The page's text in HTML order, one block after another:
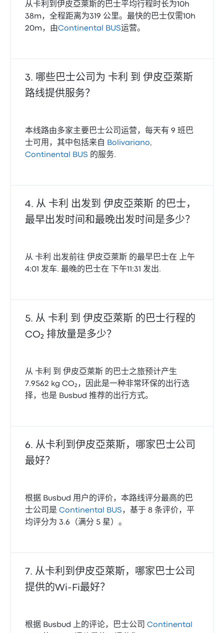
从卡利到伊皮亞萊斯的巴士平均行程时长为10h
38m，全程距离为319 公里。最快的巴士仅需10h
20m，由Continental BUS运营。
哪些巴士公司为 卡利 到 伊皮亞萊斯
路线提供服务？
本线路由多家主要巴士公司运营，每天有 9 班巴
士可用，其中包括来自
Bolivariano,
Continental BUS 的服务.
从 卡利 出发到 伊皮亞萊斯 的巴士，
最早出发时间和最晚出发时间是多少？
从 卡利 出发前往 伊皮亞萊斯 的最早巴士在 上午
4:01 发车. 最晚的巴士在 下午11:31 发出.
从 卡利 到 伊皮亞萊斯 的巴士行程的
CO₂ 排放量是多少？
从 卡利 到 伊皮亞萊斯 的巴士之旅预计产生
7.9562 kg CO₂，因此是一种非常环保的出行选
择，也是 Busbud 推荐的出行方式。
从卡利到伊皮亞萊斯，哪家巴士公司
最好？
根据 Busbud 用户的评价，本路线评分最高的巴
士公司是Continental BUS ，基于 8 条评价，平
均评分为 3.6（满分 5 星）。
从卡利到伊皮亞萊斯，哪家巴士公司
提供的Wi‑Fi最好？
根据 Busbud 上的评论，巴士公司Continental